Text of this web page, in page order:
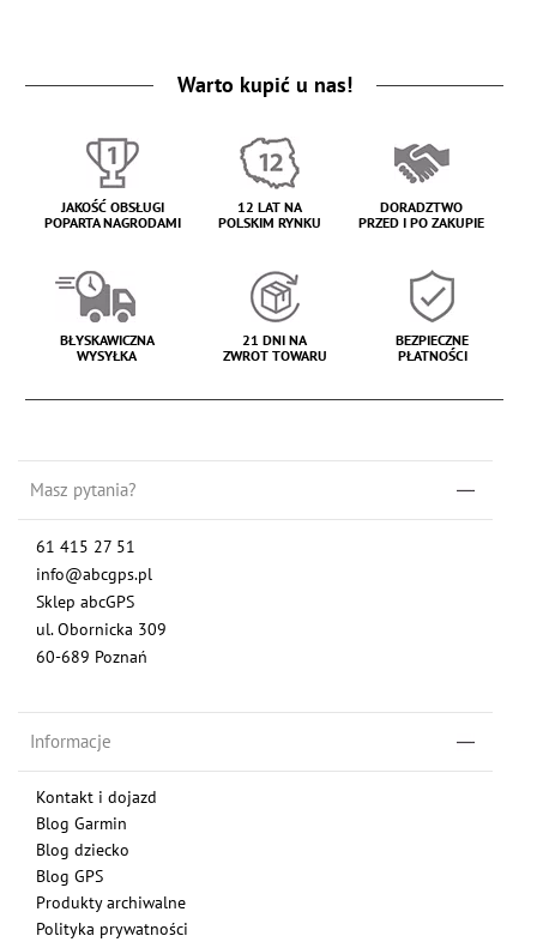
Warto kupić u nas!
JAKOŚĆ OBSŁUGI
POPARTA NAGRODAMI
12 LAT NA
POLSKIM RYNKU
DORADZTWO
PRZED I PO ZAKUPIE
BŁYSKAWICZNA
WYSYŁKA
21 DNI NA
ZWROT TOWARU
BEZPIECZNE
PŁATNOŚCI
Masz pytania?
61 415 27 51
info@abcgps.pl
Sklep abcGPS
ul. Obornicka 309
60-689 Poznań
Informacje
Kontakt i dojazd
Blog Garmin
Blog dziecko
Blog GPS
Produkty archiwalne
Polityka prywatności